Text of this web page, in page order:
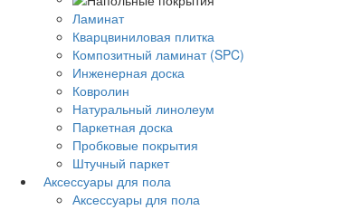
Ламинат
Кварцвиниловая плитка
Композитный ламинат (SPC)
Инженерная доска
Ковролин
Натуральный линолеум
Паркетная доска
Пробковые покрытия
Штучный паркет
Аксессуары для пола
Аксессуары для пола